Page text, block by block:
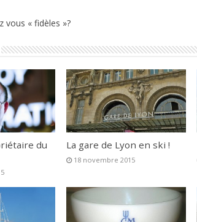
vous « fidèles »?
du
La gare de Lyon en ski !
18 novembre 2015